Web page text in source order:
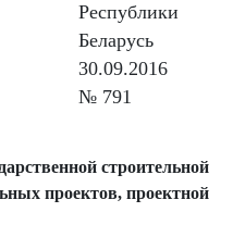
Республики
Беларусь
30.09.2016
№ 791
строительной
проектов, проектной